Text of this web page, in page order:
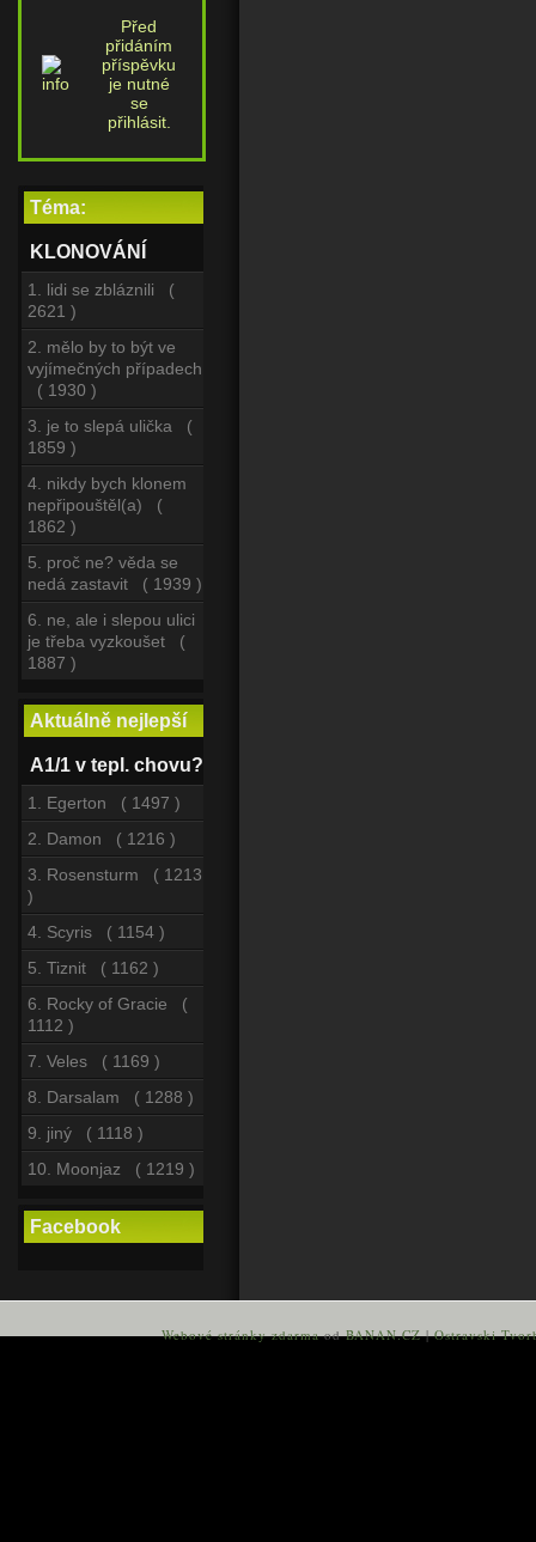
Před
přidáním
příspěvku
je nutné
se
přihlásit.
Téma:
KLONOVÁNÍ
1. lidi se zbláznili (
2621 )
2. mělo by to být ve
vyjímečných případech
( 1930 )
3. je to slepá ulička (
1859 )
4. nikdy bych klonem
nepřipouštěl(a) (
1862 )
5. proč ne? věda se
nedá zastavit ( 1939 )
6. ne, ale i slepou ulici
je třeba vyzkoušet (
1887 )
Aktuálně nejlepší
A1/1 v tepl. chovu?
1. Egerton ( 1497 )
2. Damon ( 1216 )
3. Rosensturm ( 1213
)
4. Scyris ( 1154 )
5. Tiznit ( 1162 )
6. Rocky of Gracie (
1112 )
7. Veles ( 1169 )
8. Darsalam ( 1288 )
9. jiný ( 1118 )
10. Moonjaz ( 1219 )
Facebook
Webové stránky zdarmaodBANAN.CZ|Ostravski